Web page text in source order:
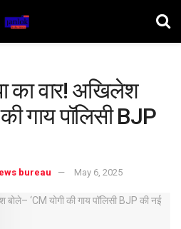
का वार! अखिलेश
गाय पॉलिसी BJP
bureau May 6, 2025